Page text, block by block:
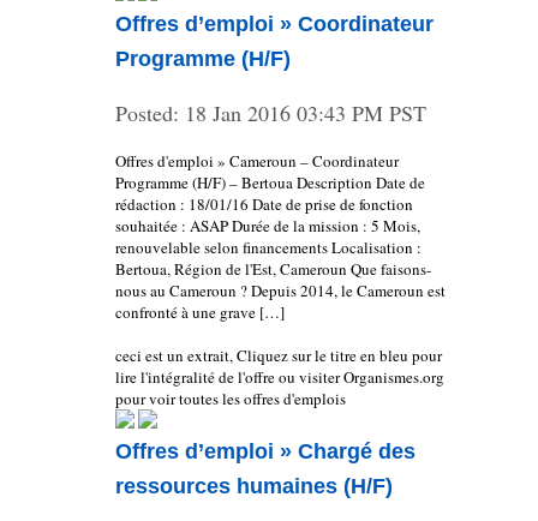
Offres d’emploi » Coordinateur
Programme (H/F)
Posted: 18 Jan 2016 03:43 PM PST
Offres d'emploi » Cameroun – Coordinateur
Programme (H/F) – Bertoua Description Date de
rédaction : 18/01/16 Date de prise de fonction
souhaitée : ASAP Durée de la mission : 5 Mois,
renouvelable selon financements Localisation :
Bertoua, Région de l'Est, Cameroun Que faisons-
nous au Cameroun ? Depuis 2014, le Cameroun est
confronté à une grave […]
ceci est un extrait, Cliquez sur le titre en bleu pour
lire l'intégralité de l'offre ou visiter Organismes.org
pour voir toutes les offres d'emplois
Offres d’emploi » Chargé des
ressources humaines (H/F)